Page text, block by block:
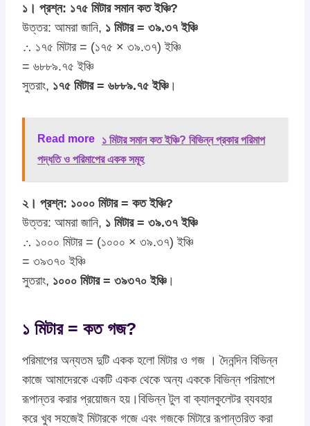
১। প্রশ্ন: ১৭৫ মিটার সমান কত ইঞ্চি?
উত্তর: আমরা জানি, ১ মিটার = ৩৯.৩৭ ইঞ্চি
∴ ১৭৫ মিটার = (১৭৫ × ৩৯.৩৭) ইঞ্চি
= ৬৮৮৯.৭৫ ইঞ্চি
সুতরাং, ১৭৫ মিটার = ৬৮৮৯.৭৫ ইঞ্চি।
Read more
১ মিটার সমান কত ইঞ্চি? বিভিন্ন প্রকার পরিমাপ
পদ্ধতি ও পরিমাপের একক সমূহ
২। প্রশ্ন: ১০০০ মিটার = কত ইঞ্চি?
উত্তর: আমরা জানি, ১ মিটার = ৩৯.৩৭ ইঞ্চি
∴ ১০০০ মিটার = (১০০০ × ৩৯.৩৭) ইঞ্চি
= ৩৯৩৭০ ইঞ্চি
সুতরাং, ১০০০ মিটার = ৩৯৩৭০ ইঞ্চি।
১ মিটার = কত গজ?
পরিমাপের অন্যতম দুটি একক হলো মিটার ও গজ । দৈনন্দিন বিভিন্ন
কাজে আমাদেরকে একটি একক থেকে অন্য এককে বিভিন্ন পরিমাপে
রূপান্তর করার প্রয়োজন হয়।বিভিন্ন টুল বা ক্যালকুলেটর ব্যবহার
করে খুব সহজেই মিটারকে গজে এবং গজকে মিটারে রূপান্তরিত করা